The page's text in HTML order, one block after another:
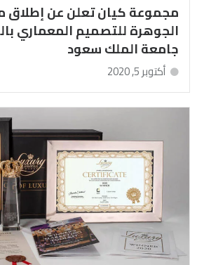
مجموعة كيان تعلن عن إطلاق
الجوهرة للتصميم المعماري
جامعة الملك سعود
أكتوبر 5, 2020